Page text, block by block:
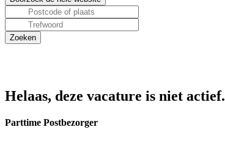
Helaas, deze vacature is niet actief.
Parttime Postbezorger